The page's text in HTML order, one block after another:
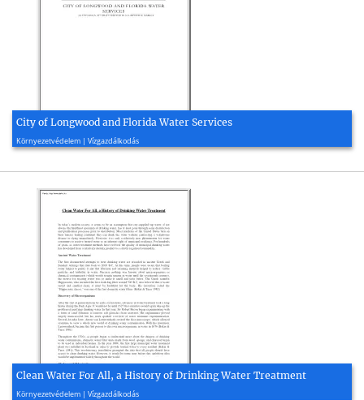
City of Longwood and Florida Water Services
Környezetvédelem | Vízgazdálkodás
2001, 13 oldal
Clean Water For All, a History of Drinking Water Treatment
Környezetvédelem | Vízgazdálkodás
2009, 3 oldal